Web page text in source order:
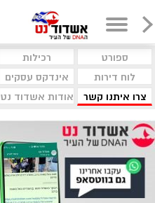
ספורט רכילות
לוח דירות
אינדקס עסקים
צרו איתנו קשר
אודות אשדוד נט